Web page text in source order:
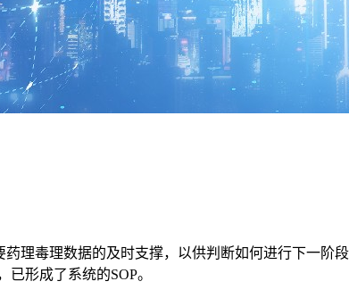
毒理数据的及时支撑，以供判断如何进行下一阶
形成了系统的SOP。